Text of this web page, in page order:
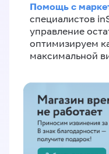
Помощь с
специалистов
управление
оптимизируем
максимальной